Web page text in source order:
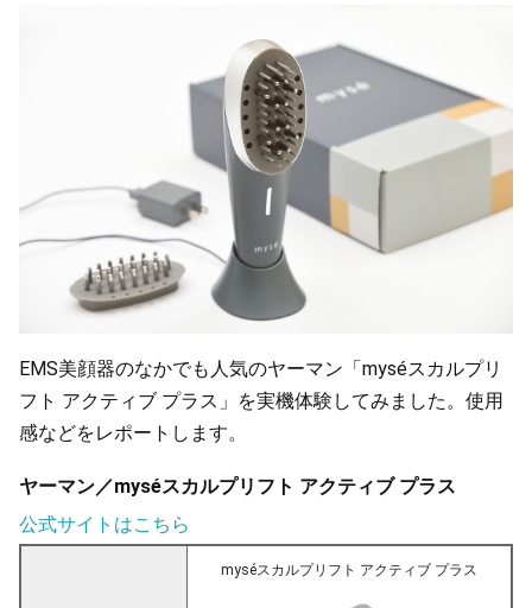
EMS美顔器のなかでも人気のヤーマン「myséスカルプリ
フト アクティブ プラス」を実機体験してみました。使用
感などをレポートします。
ヤーマン／myséスカルプリフト アクティブ プラス
公式サイトはこちら
myséスカルプリフト アクティブ プラス